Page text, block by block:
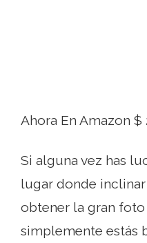
Ahora En Amazon $
Si alguna vez has
lugar donde
obtener la gran
simplemente estás